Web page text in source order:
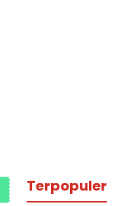
Terpopuler